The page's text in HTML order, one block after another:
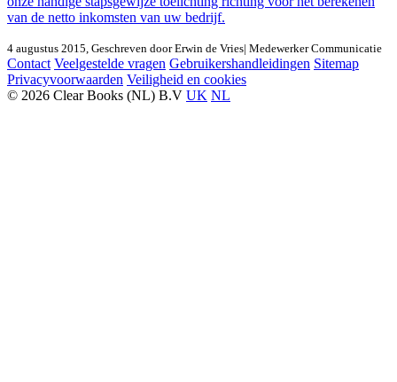
van de netto inkomsten van uw bedrijf.
4 augustus 2015 , Geschreven doorErwin de Vries| Medewerker Communicatie
Contact Veelgestelde vragen Gebruikershandleidingen Sitemap
Privacyvoorwaarden Veiligheid en cookies
© 2026 Clear Books (NL) B.V UK NL